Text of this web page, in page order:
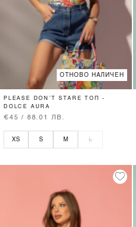
ОТНОВО НАЛИЧЕН
PLEASE DON’T STARE ТОП -
DOLCE AURA
€45 / 88.01 ЛВ.
XS S M L